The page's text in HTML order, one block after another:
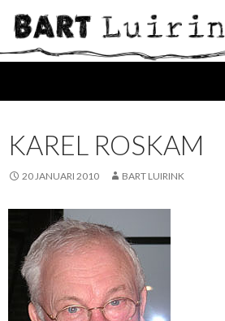
KAREL ROSKAM
20 JANUARI 2010 BART LUIRINK